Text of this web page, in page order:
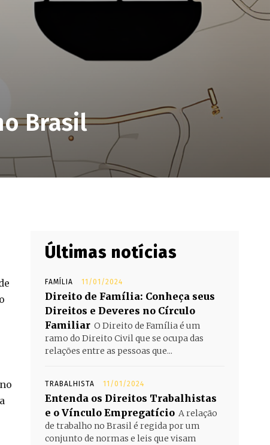
Brasil
Últimas notícias
FAMÍLIA 11/01/2024
Direito de Família: Conheça seus
Direitos e Deveres no Círculo
Familiar O Direito de Família é um
ramo do Direito Civil que se ocupa das
relações entre as pessoas que...
TRABALHISTA 11/01/2024
Entenda os Direitos Trabalhistas
e o Vínculo Empregatício A relação
de trabalho no Brasil é regida por um
conjunto de normas e leis que visam